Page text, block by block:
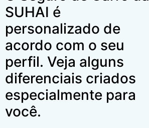
SUHAI é
personalizado de
acordo com o seu
perfil. Veja alguns
diferenciais criados
especialmente para
você.